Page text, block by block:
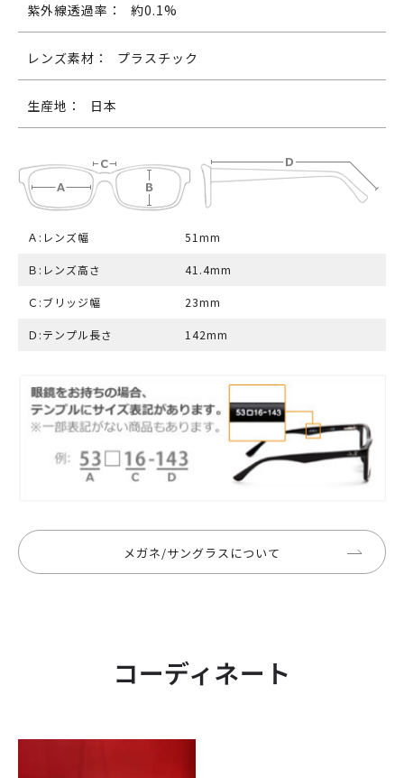
紫外線透過率： 約0.1%
レンズ素材： プラスチック
生産地： 日本
Ａ:レンズ幅 51mm
Ｂ:レンズ高さ 41.4mm
Ｃ:ブリッジ幅 23mm
Ｄ:テンプル長さ 142mm
メガネ/サングラスについて
コーディネート